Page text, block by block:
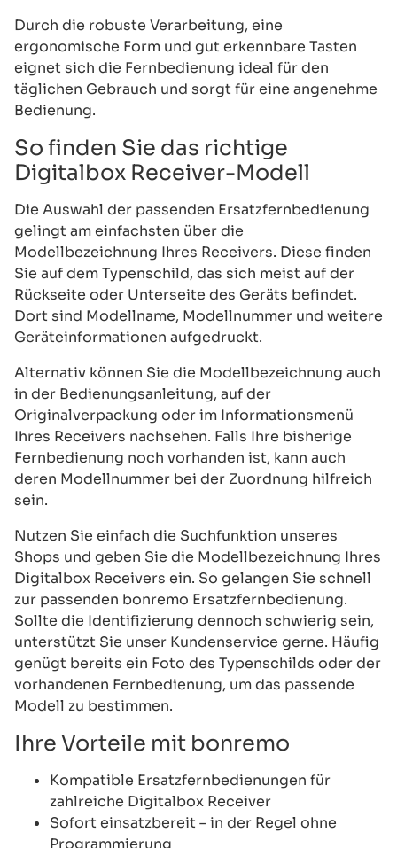
Durch die robuste Verarbeitung, eine
ergonomische Form und gut erkennbare Tasten
eignet sich die Fernbedienung ideal für den
täglichen Gebrauch und sorgt für eine angenehme
Bedienung.
So finden Sie das richtige
Digitalbox Receiver-Modell
Die Auswahl der passenden Ersatzfernbedienung
gelingt am einfachsten über die
Modellbezeichnung Ihres Receivers. Diese finden
Sie auf dem Typenschild, das sich meist auf der
Rückseite oder Unterseite des Geräts befindet.
Dort sind Modellname, Modellnummer und weitere
Geräteinformationen aufgedruckt.
Alternativ können Sie die Modellbezeichnung auch
in der Bedienungsanleitung, auf der
Originalverpackung oder im Informationsmenü
Ihres Receivers nachsehen. Falls Ihre bisherige
Fernbedienung noch vorhanden ist, kann auch
deren Modellnummer bei der Zuordnung hilfreich
sein.
Nutzen Sie einfach die Suchfunktion unseres
Shops und geben Sie die Modellbezeichnung Ihres
Digitalbox Receivers ein. So gelangen Sie schnell
zur passenden bonremo Ersatzfernbedienung.
Sollte die Identifizierung dennoch schwierig sein,
unterstützt Sie unser Kundenservice gerne. Häufig
genügt bereits ein Foto des Typenschilds oder der
vorhandenen Fernbedienung, um das passende
Modell zu bestimmen.
Ihre Vorteile mit bonremo
Kompatible Ersatzfernbedienungen für
zahlreiche Digitalbox Receiver
Sofort einsatzbereit – in der Regel ohne
Programmierung